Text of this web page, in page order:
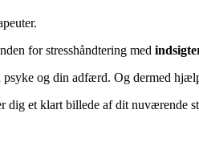
for stresshåndtering med
psyke og din adfærd. Og dermed
dig et klart billede af dit nuværende